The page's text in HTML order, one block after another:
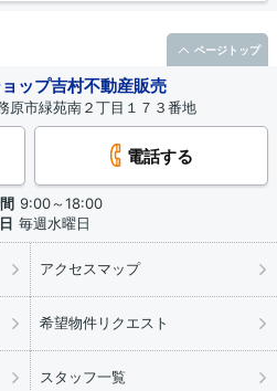
ップ吉村不動産販売
原市緑苑南２丁目１７３番地
電話する
9:00～18:00
毎週水曜日
アクセスマップ
希望物件リクエスト
スタッフ一覧
ページトップ